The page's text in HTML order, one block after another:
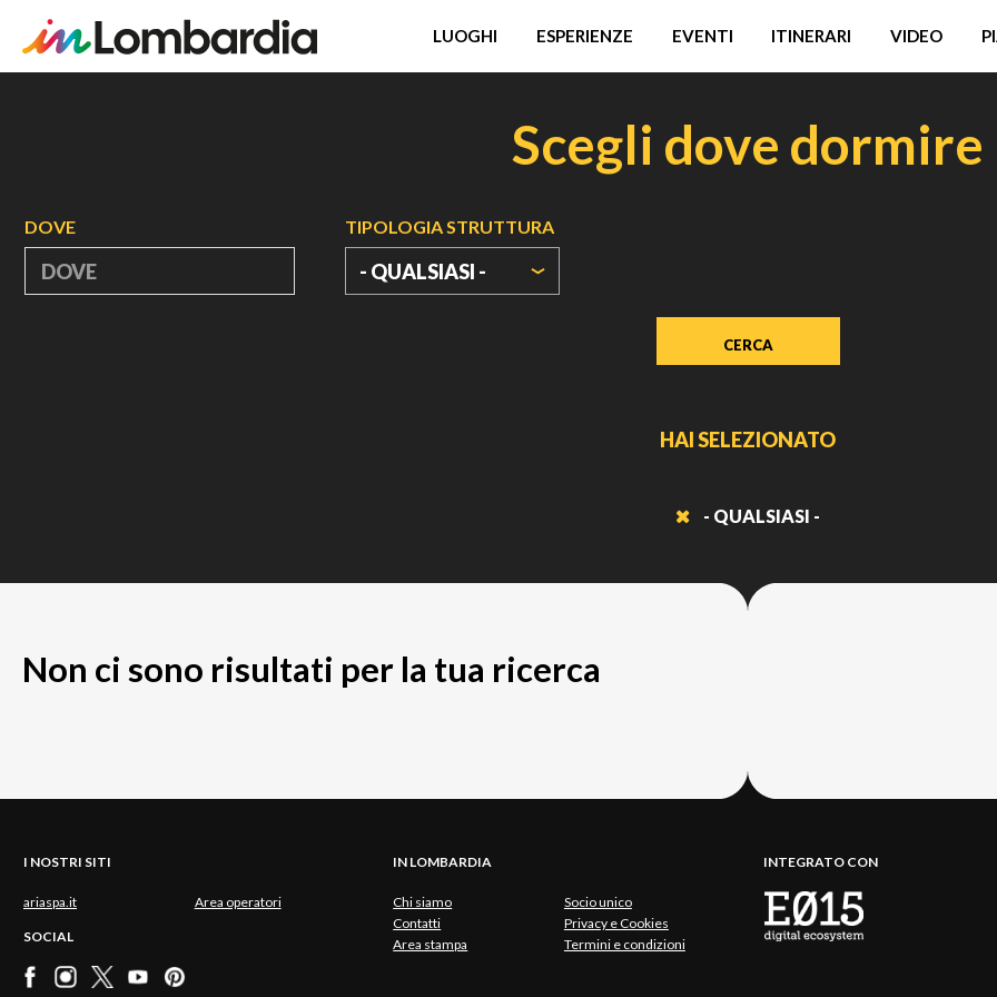
LUOGHI ESPERIENZE EVENTI ITINERARI VIDEO
Scegli dove dormire
DOVE TIPOLOGIA STRUTTURA
- QUALSIASI -
HAI SELEZIONATO
- QUALSIASI -
Non ci sono risultati per la tua ricerca
I NOSTRI SITI
ariaspa.it Area operatori
SOCIAL
IN LOMBARDIA
Chi siamo
Socio unico
Contatti
Privacy e Cookies
Area stampa
Termini e condizioni
INTEGRATO CON